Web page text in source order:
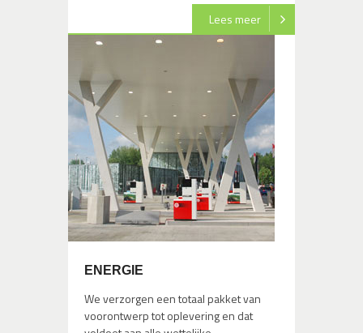
Lees meer
ENERGIE
We verzorgen een totaal pakket van
voorontwerp tot oplevering en dat